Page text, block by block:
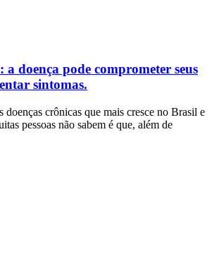
a doença pode comprometer seus
sintomas.
doenças crônicas que mais cresce no Brasil e
pessoas não sabem é que, além de